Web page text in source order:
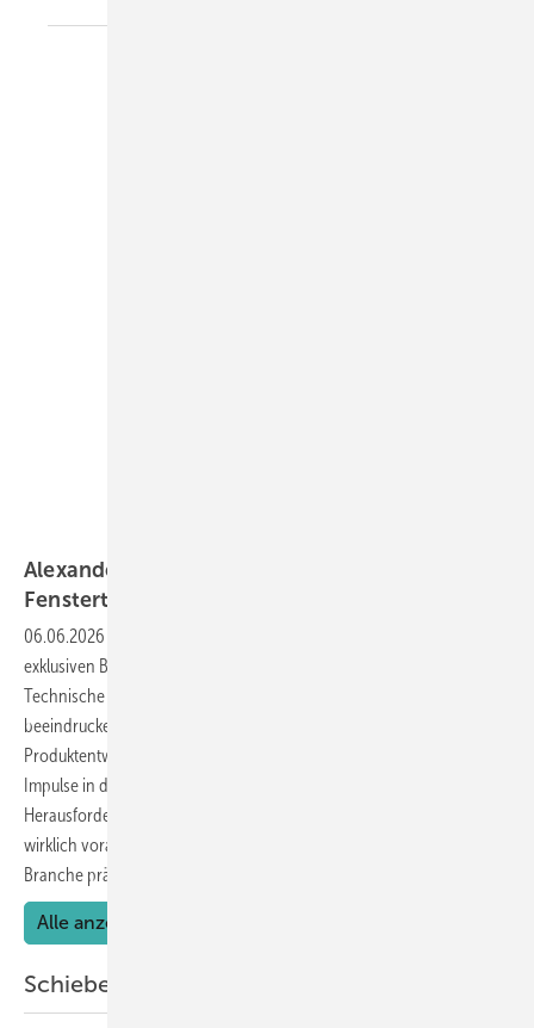
Alexander Dupp: Impulsgeber für die moderne
Fenstertechnik
06.06.2026
exklusiven Blick auf Alexander Dupp und das von ihm aufgebaute
Technische Entwicklungs- und Leistungszentrum (TELZ). Mit einer
beeindruckenden Kombination aus Sachverständigentätigkeit,
Produktentwicklung und praxisnaher Prüfung setzt das TELZ neue
Impulse in der Fenster- und Fassadenbranche. Doch welche
Herausforderungen treiben die Arbeit an modernen Bauelementen
wirklich voran – und welche Lösungen könnten die Zukunft der
Branche prägen?
Alle anzeigen
Schiebe- und Großflächenelemente